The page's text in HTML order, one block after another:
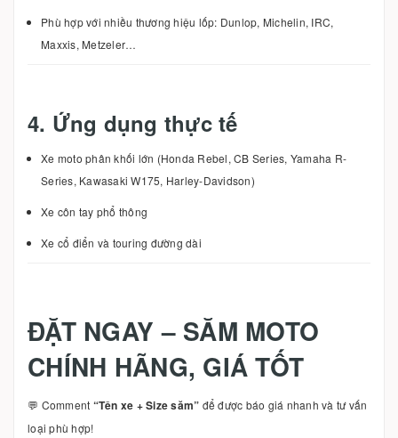
Phù hợp với nhiều thương hiệu lốp: Dunlop, Michelin, IRC,
Maxxis, Metzeler…
4. Ứng dụng thực tế
Xe moto phân khối lớn (Honda Rebel, CB Series, Yamaha R-
Series, Kawasaki W175, Harley-Davidson)
Xe côn tay phổ thông
Xe cổ điển và touring đường dài
ĐẶT NGAY – SĂM MOTO
CHÍNH HÃNG, GIÁ TỐT
💬 Comment “Tên xe + Size săm” để được báo giá nhanh và tư vấn
loại phù hợp!